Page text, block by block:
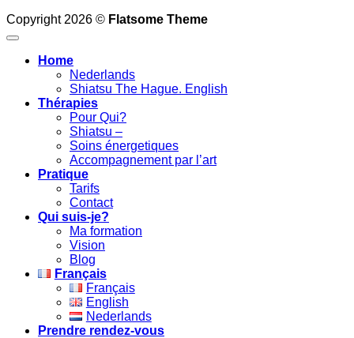
Copyright 2026 © Flatsome Theme
Home
Nederlands
Shiatsu The Hague. English
Thérapies
Pour Qui?
Shiatsu –
Soins énergetiques
Accompagnement par l’art
Pratique
Tarifs
Contact
Qui suis-je?
Ma formation
Vision
Blog
Français
Français
English
Nederlands
Prendre rendez-vous